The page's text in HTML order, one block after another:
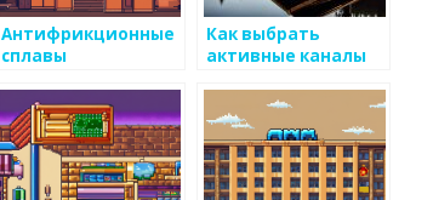
Антифрикционные
сплавы
Как выбрать
активные каналы
информации о
производстве
металоизделий